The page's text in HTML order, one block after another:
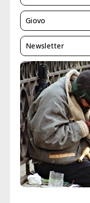
Giovo
Newsletter